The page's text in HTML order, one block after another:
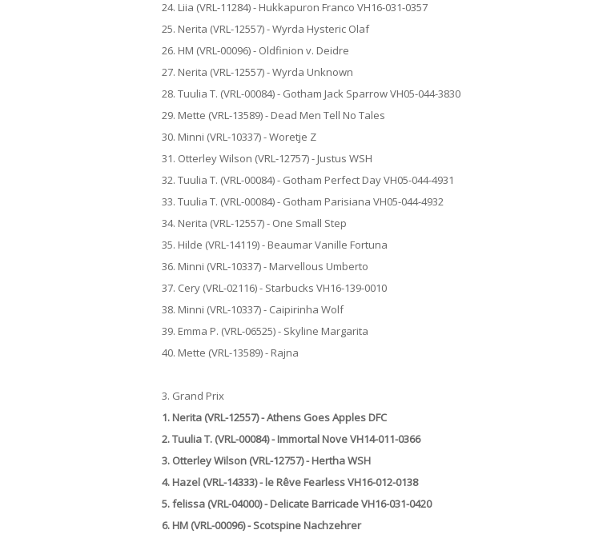
24. Liia (VRL-11284) - Hukkapuron Franco VH16-031-0357
25. Nerita (VRL-12557) - Wyrda Hysteric Olaf
26. HM (VRL-00096) - Oldfinion v. Deidre
27. Nerita (VRL-12557) - Wyrda Unknown
28. Tuulia T. (VRL-00084) - Gotham Jack Sparrow VH05-044-3830
29. Mette (VRL-13589) - Dead Men Tell No Tales
30. Minni (VRL-10337) - Woretje Z
31. Otterley Wilson (VRL-12757) - Justus WSH
32. Tuulia T. (VRL-00084) - Gotham Perfect Day VH05-044-4931
33. Tuulia T. (VRL-00084) - Gotham Parisiana VH05-044-4932
34. Nerita (VRL-12557) - One Small Step
35. Hilde (VRL-14119) - Beaumar Vanille Fortuna
36. Minni (VRL-10337) - Marvellous Umberto
37. Cery (VRL-02116) - Starbucks VH16-139-0010
38. Minni (VRL-10337) - Caipirinha Wolf
39. Emma P. (VRL-06525) - Skyline Margarita
40. Mette (VRL-13589) - Rajna
3. Grand Prix
1. Nerita (VRL-12557) - Athens Goes Apples DFC
2. Tuulia T. (VRL-00084) - Immortal Nove VH14-011-0366
3. Otterley Wilson (VRL-12757) - Hertha WSH
4. Hazel (VRL-14333) - le Rêve Fearless VH16-012-0138
5. felissa (VRL-04000) - Delicate Barricade VH16-031-0420
6. HM (VRL-00096) - Scotspine Nachzehrer